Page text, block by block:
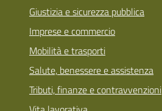
Giustizia e sicurezza pubblica
Imprese e commercio
Mobilità e trasporti
Salute, benessere e assistenza
Tributi, finanze e contravvenzioni